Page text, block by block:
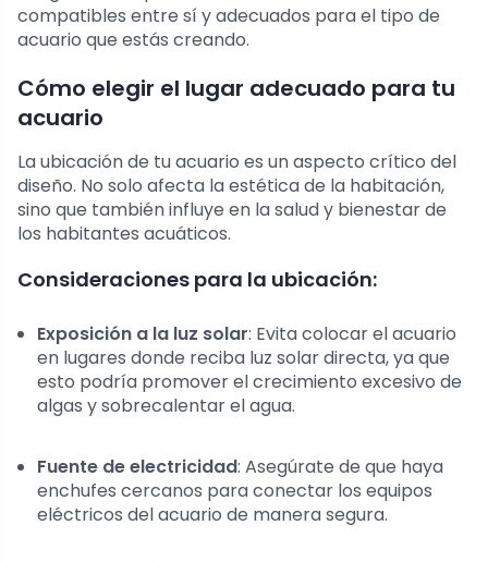
compatibles entre sí y adecuados para el tipo de
acuario que estás creando.
Cómo elegir el lugar adecuado para tu
acuario
La ubicación de tu acuario es un aspecto crítico del
diseño. No solo afecta la estética de la habitación,
sino que también influye en la salud y bienestar de
los habitantes acuáticos.
Consideraciones para la ubicación:
Exposición a la luz solar: Evita colocar el acuario
en lugares donde reciba luz solar directa, ya que
esto podría promover el crecimiento excesivo de
algas y sobrecalentar el agua.
Fuente de electricidad: Asegúrate de que haya
enchufes cercanos para conectar los equipos
eléctricos del acuario de manera segura.